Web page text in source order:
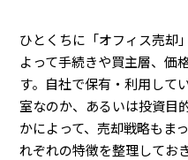
ひとくちに「オフィス売却
よって手続きや買主層、価
す。自社で保有・利用して
室なのか、あるいは投資目
かによって、売却戦略もま
れぞれの特徴を整理してお